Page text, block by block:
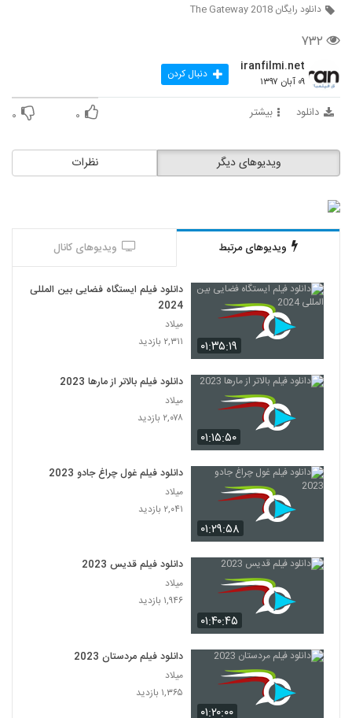
دانلود رایگان The Gateway 2018
۷۳۲
iranfilmi.net
۰۹ آبان ۱۳۹۷ دنبال کردن
دانلود بیشتر ۰ ۰
نظرات ویدیوهای دیگر
ویدیوهای مرتبط ویدیوهای کانال
۰۱:۳۵:۱۹
دانلود فیلم ایستگاه فضایی بین المللی
2024
میلاد
۲,۳۱۱ بازدید
۰۱:۱۵:۵۰
دانلود فیلم بالاتر از مارها 2023
میلاد
۲,۰۷۸ بازدید
۰۱:۲۹:۵۸
دانلود فیلم غول چراغ جادو 2023
میلاد
۲,۰۴۱ بازدید
۰۱:۴۰:۴۵
دانلود فیلم قدیس 2023
میلاد
۱,۹۴۶ بازدید
۰۱:۲۰:۰۰
دانلود فیلم مردستان 2023
میلاد
۱,۳۶۵ بازدید